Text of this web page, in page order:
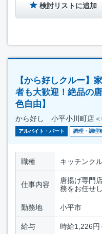
検討リストに追加
【から好しクルー】
者も大歓迎！絶品の
色自由】
から好し 小平小川町店＜
アルバイト・パート 調理・調理
職種 キッチンク
仕事内容
唐揚げ専門
務をお任せし
勤務地 小平市
給与 時給1,226円